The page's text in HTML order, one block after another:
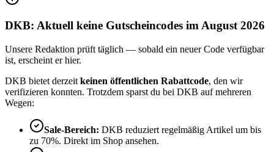
DKB: Aktuell keine Gutscheincodes im August 2026
Unsere Redaktion prüft täglich — sobald ein neuer Code verfügbar
ist, erscheint er hier.
DKB bietet derzeit keinen öffentlichen Rabattcode, den wir
verifizieren konnten. Trotzdem sparst du bei DKB auf mehreren
Wegen:
Sale-Bereich: DKB reduziert regelmäßig Artikel um bis
zu 70%. Direkt im Shop ansehen.